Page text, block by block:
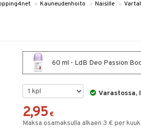
» Kauneudenhoito » Naisille »
60 ml - LdB Deo Passion
Varastossa,
2,95 €
Maksa osamaksulla alkaen 3 € per